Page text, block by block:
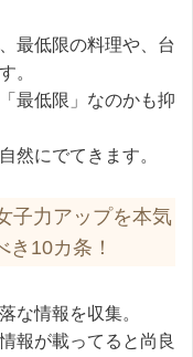
最低限の料理や、台
。
最低限」なのかも抑
然にでてきます。
子力アップを本気
10カ条！
な情報を収集。
報が載ってると尚良